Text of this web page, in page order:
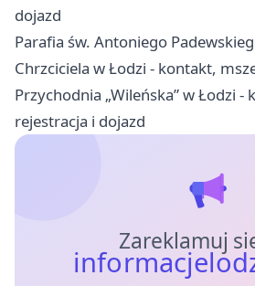
dojazd
Parafia św. Antoniego
Chrzciciela w Łodzi - kontakt,
Przychodnia „Wileńska” w Łodzi -
rejestracja i dojazd
Zareklamuj